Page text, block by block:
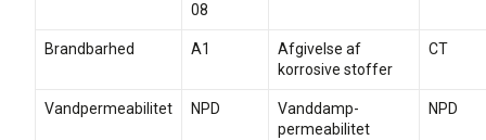
08
Brandbarhed A1
Afgivelse af
korrosive stoffer
CT
Vandpermeabilitet NPD
Vanddamp-
permeabilitet
NPD